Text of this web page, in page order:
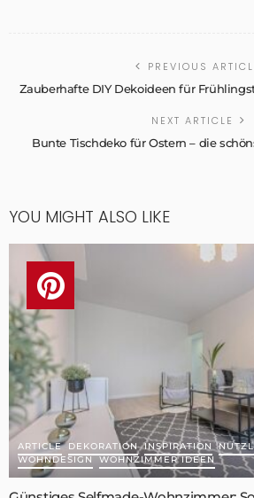
PREVIOUS
Zauberhafte DIY Dekoideen für
NEXT ARTICLE
Bunte Tischdeko für Ostern – die
YOU MIGHT ALSO LIKE
ARTICLE DEKORATION INSPIRATION
WOHNDESIGN
WOHNZIMMER IDEEN